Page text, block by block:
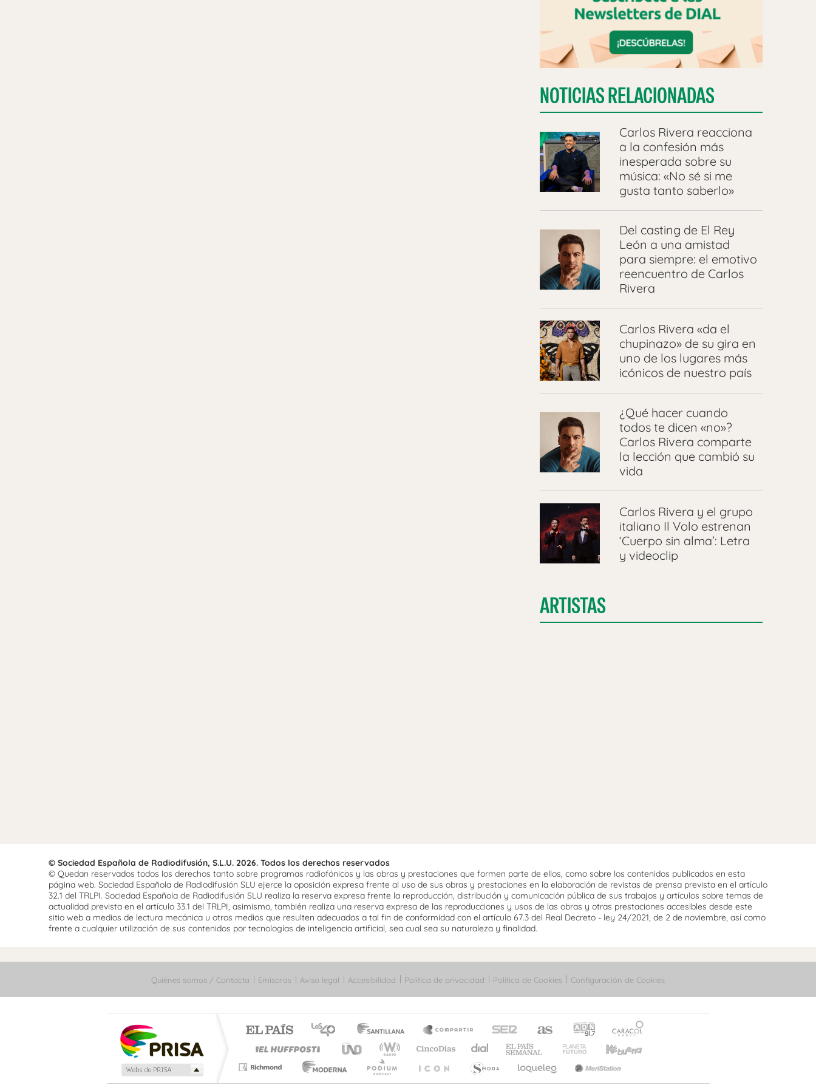
NOTICIAS RELACIONADAS
Carlos Rivera reacciona
a la confesión más
inesperada sobre su
música: «No sé si me
gusta tanto saberlo»
Del casting de El Rey
León a una amistad
para siempre: el emotivo
reencuentro de Carlos
Rivera
Carlos Rivera «da el
chupinazo» de su gira en
uno de los lugares más
icónicos de nuestro país
¿Qué hacer cuando
todos te dicen «no»?
Carlos Rivera comparte
la lección que cambió su
vida
Carlos Rivera y el grupo
italiano Il Volo estrenan
‘Cuerpo sin alma’: Letra
y videoclip
ARTISTAS
© Sociedad Española de Radiodifusión, S.L.U. 2026. Todos los derechos reservados
© Quedan reservados todos los derechos tanto sobre programas radiofónicos y las obras y prestaciones que formen parte de ellos, como sobre los contenidos publicados en esta
página web. Sociedad Española de Radiodifusión SLU ejerce la oposición expresa frente al uso de sus obras y prestaciones en la elaboración de revistas de prensa prevista en el artículo
32.1 del TRLPI. Sociedad Española de Radiodifusión SLU realiza la reserva expresa frente la reproducción, distribución y comunicación pública de sus trabajos y artículos sobre temas de
actualidad prevista en el artículo 33.1 del TRLPI, asimismo, también realiza una reserva expresa de las reproducciones y usos de las obras y otras prestaciones accesibles desde este
sitio web a medios de lectura mecánica u otros medios que resulten adecuados a tal fin de conformidad con el artículo 67.3 del Real Decreto - ley 24/2021, de 2 de noviembre, así como
frente a cualquier utilización de sus contenidos por tecnologías de inteligencia artificial, sea cual sea su naturaleza y finalidad.
Quiénes somos / Contacta Emisoras Aviso legal Accesibilidad Política de privacidad Política de Cookies Configuración de Cookies